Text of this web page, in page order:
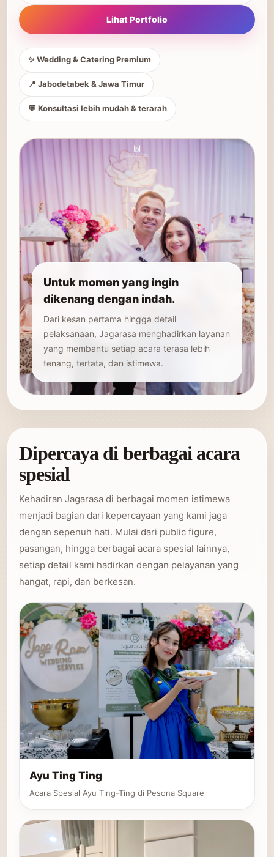
Lihat Portfolio
✨ Wedding & Catering Premium
📍 Jabodetabek & Jawa Timur
💬 Konsultasi lebih mudah & terarah
Untuk momen yang ingin
dikenang dengan indah.
Dari kesan pertama hingga detail
pelaksanaan, Jagarasa menghadirkan layanan
yang membantu setiap acara terasa lebih
tenang, tertata, dan istimewa.
Dipercaya di berbagai acara
spesial
Kehadiran Jagarasa di berbagai momen istimewa
menjadi bagian dari kepercayaan yang kami jaga
dengan sepenuh hati. Mulai dari public figure,
pasangan, hingga berbagai acara spesial lainnya,
setiap detail kami hadirkan dengan pelayanan yang
hangat, rapi, dan berkesan.
Ayu Ting Ting
Acara Spesial Ayu Ting-Ting di Pesona Square